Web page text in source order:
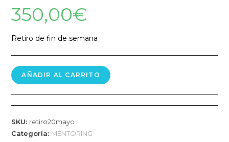
350,00€
Retiro de fin de semana
AÑADIR AL CARRITO
SKU: retiro20mayo
Categoría: MENTORING